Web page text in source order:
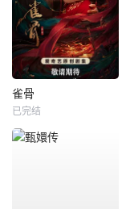
雀骨
已完结